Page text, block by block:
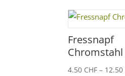
Fressnapf
Chromstahl
4.50 CHF – 12.50